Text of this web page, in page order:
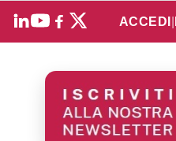
ACCEDI